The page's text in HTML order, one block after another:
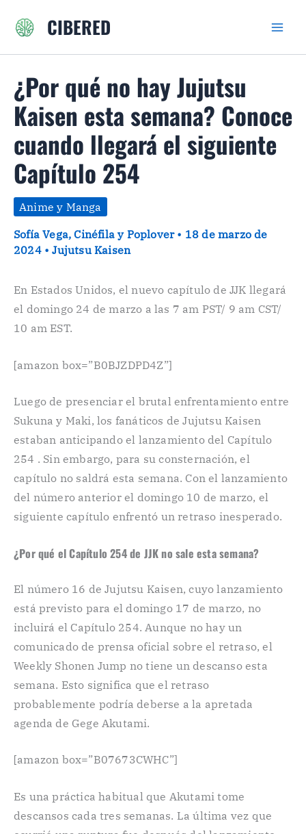
CIBERED
¿Por qué no hay Jujutsu
Kaisen esta semana? Conoce
cuando llegará el siguiente
Capítulo 254
Anime y Manga
Sofía Vega, Cinéfila y Poplover • 18 de marzo de
2024 •Jujutsu Kaisen
En Estados Unidos, el nuevo capítulo de JJK llegará
el domingo 24 de marzo a las 7 am PST/ 9 am CST/
10 am EST.
[amazon box=”B0BJZDPD4Z”]
Luego de presenciar el brutal enfrentamiento entre
Sukuna y Maki, los fanáticos de Jujutsu Kaisen
estaban anticipando el lanzamiento del Capítulo
254 . Sin embargo, para su consternación, el
capítulo no saldrá esta semana. Con el lanzamiento
del número anterior el domingo 10 de marzo, el
siguiente capítulo enfrentó un retraso inesperado.
¿Por qué el Capítulo 254 de JJK no sale esta semana?
El número 16 de Jujutsu Kaisen, cuyo lanzamiento
está previsto para el domingo 17 de marzo, no
incluirá el Capítulo 254. Aunque no hay un
comunicado de prensa oficial sobre el retraso, el
Weekly Shonen Jump no tiene un descanso esta
semana. Esto significa que el retraso
probablemente podría deberse a la apretada
agenda de Gege Akutami.
[amazon box=”B07673CWHC”]
Es una práctica habitual que Akutami tome
descansos cada tres semanas. La última vez que